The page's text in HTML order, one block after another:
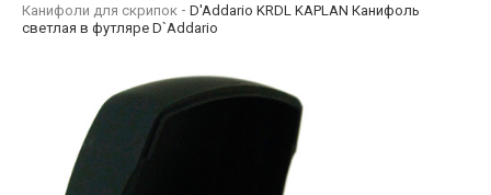
Канифоли для скрипок
D'Addario KRDL KAPLAN Канифоль
светлая в футляре D`Addario